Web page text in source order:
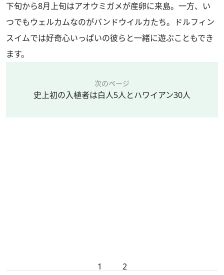
下旬から8月上旬はアオウミガメが産卵に来島。一方、い
つでもウェルカムなのがバンドウイルカたち。ドルフィン
スイムでは好奇心いっぱいの彼らと一緒に遊ぶこともでき
ます。
次のページ
史上初の入植者は白人5人とハワイアン30人
1 2